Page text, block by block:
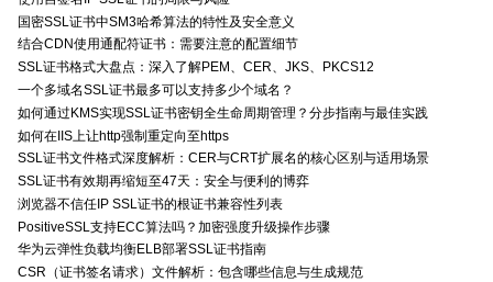
国密SSL证书中SM3哈希算法的特性及安全意义
结合CDN使用通配符证书：需要注意的配置细节
SSL证书格式大盘点：深入了解PEM、CER、JKS、PKCS12
一个多域名SSL证书最多可以支持多少个域名？
如何通过KMS实现SSL证书密钥全生命周期管理？分步指南与最佳实践
如何在IIS上让http强制重定向至https
SSL证书文件格式深度解析：CER与CRT扩展名的核心区别与适用场景
SSL证书有效期再缩短至47天：安全与便利的博弈
浏览器不信任IP SSL证书的根证书兼容性列表
PositiveSSL支持ECC算法吗？加密强度升级操作步骤
华为云弹性负载均衡ELB部署SSL证书指南
CSR（证书签名请求）文件解析：包含哪些信息与生成规范